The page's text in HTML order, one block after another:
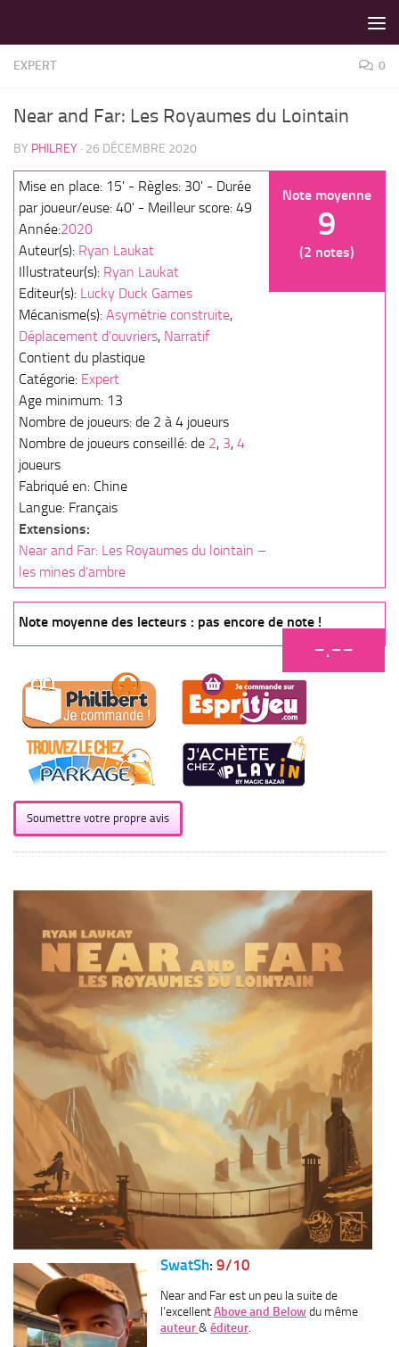
EXPERT 0
Near and Far: Les Royaumes du Lointain
BY PHILREY · 26 DÉCEMBRE 2020
Note moyenne
9
(2 notes)
Mise en place: 15' - Règles: 30' - Durée
par joueur/euse: 40' - Meilleur score: 49
Année:2020
Auteur(s): Ryan Laukat
Illustrateur(s): Ryan Laukat
Editeur(s): Lucky Duck Games
Mécanisme(s): Asymétrie construite,
Déplacement d'ouvriers, Narratif
Contient du plastique
Catégorie: Expert
Age minimum: 13
Nombre de joueurs: de 2 à 4 joueurs
Nombre de joueurs conseillé: de 2, 3, 4
joueurs
Fabriqué en: Chine
Langue: Français
Extensions:
Near and Far: Les Royaumes du lointain –
les mines d’ambre
Note moyenne des lecteurs : pas encore de note !
-.--
Soumettre votre propre avis
SwatSh: 9/10
Near and Far est un peu la suite de
l’excellentAbove and Belowdu même
auteur& éditeur.